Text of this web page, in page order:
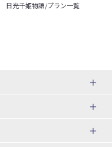
日光千姫物語/プラン一覧